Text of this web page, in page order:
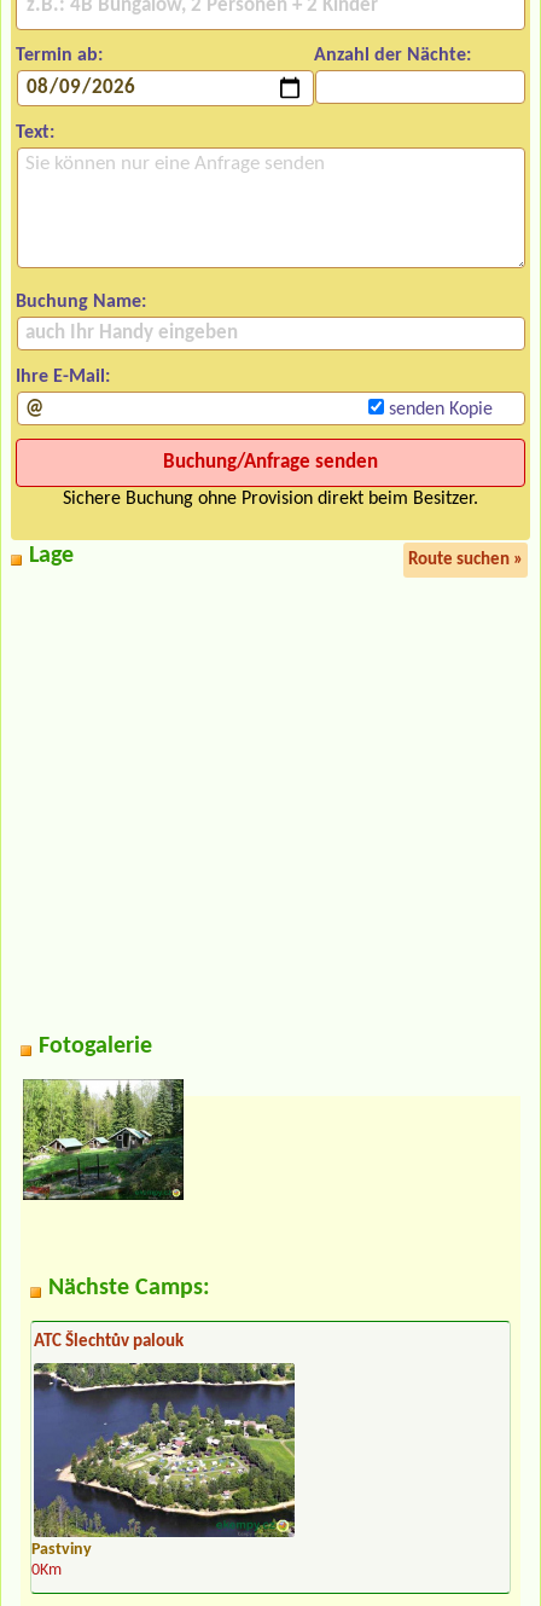
Termin ab: Anzahl der Nächte:
Text:
Buchung Name:
Ihre E-Mail:
senden Kopie
Sichere Buchung ohne Provision direkt beim Besitzer.
Lage Route suchen »
Fotogalerie
Nächste Camps:
ATC Šlechtův palouk
Pastviny
0Km